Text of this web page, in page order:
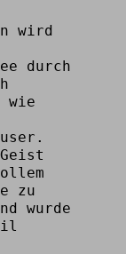
wird
durch
wie
zu
wurde